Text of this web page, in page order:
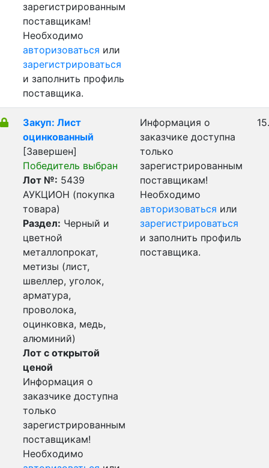
зарегистрированным
поставщикам!
Необходимо
авторизоваться или
зарегистрироваться
и заполнить профиль
поставщика.
Закуп: Лист
оцинкованный
[Завершен]
Победитель выбран
Лот №: 5439
АУКЦИОН (покупка
товара)
Раздел: Черный и
цветной
металлопрокат,
метизы (лист,
швеллер, уголок,
арматура,
проволока,
оцинковка, медь,
алюминий)
Лот с открытой
ценой
Информация о
заказчике доступна
только
зарегистрированным
поставщикам!
Необходимо
Информация о
заказчике доступна
только
зарегистрированным
поставщикам!
Необходимо
авторизоваться или
зарегистрироваться
и заполнить профиль
поставщика.